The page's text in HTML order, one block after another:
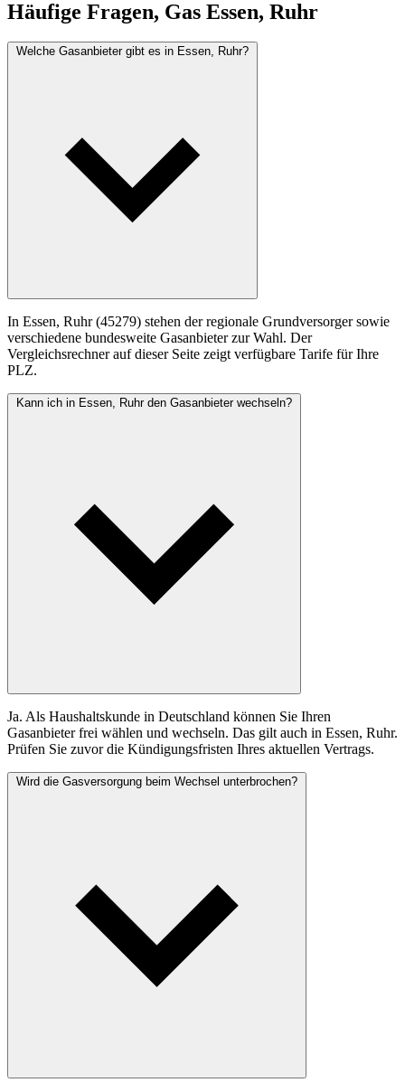
Häufige Fragen, Gas Essen, Ruhr
Welche Gasanbieter gibt es in Essen, Ruhr?
In Essen, Ruhr (45279) stehen der regionale Grundversorger sowie
verschiedene bundesweite Gasanbieter zur Wahl. Der
Vergleichsrechner auf dieser Seite zeigt verfügbare Tarife für Ihre
PLZ.
Kann ich in Essen, Ruhr den Gasanbieter wechseln?
Ja. Als Haushaltskunde in Deutschland können Sie Ihren
Gasanbieter frei wählen und wechseln. Das gilt auch in Essen, Ruhr.
Prüfen Sie zuvor die Kündigungsfristen Ihres aktuellen Vertrags.
Wird die Gasversorgung beim Wechsel unterbrochen?